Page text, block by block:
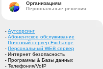
Организациям
Персональные решения
- Аутсорсинг
- Абонентское обслуживание
- Почтовый сервер Exchange
- Персональный WEB сервер
- Интернет безопасность
- Программы & Базы данных
- Телефония/VoIP